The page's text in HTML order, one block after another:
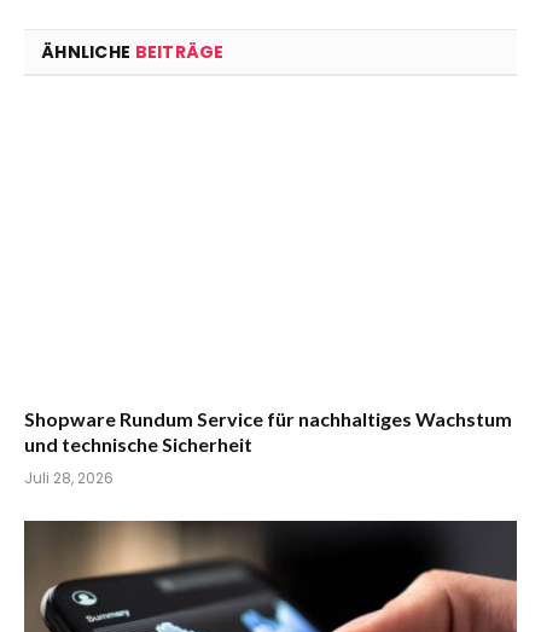
ÄHNLICHE BEITRÄGE
Shopware Rundum Service für nachhaltiges Wachstum
und technische Sicherheit
Juli 28, 2026